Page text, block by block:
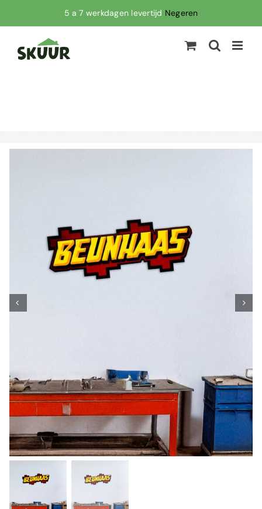
5 a 7 werkdagen levertijd Negeren
naar